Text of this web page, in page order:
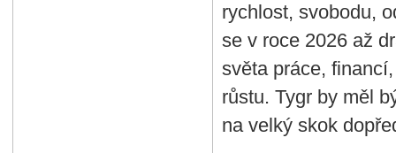
rychlost, svobodu,
se v roce 2026 až
světa práce,
růstu. Tygr by měl
na velký skok